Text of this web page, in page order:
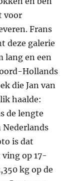
voor
Frans
deze galerie
lang en een
Hollands
die Jan van
haalde:
de lengte
Nederlands
is dat
op 17-
kg op de